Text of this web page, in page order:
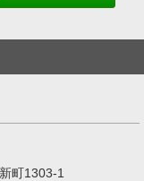
町1303-1